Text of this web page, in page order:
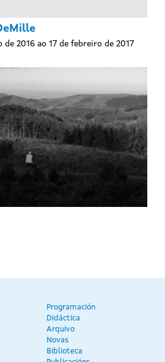
de 2016 ao 17 de febreiro de 2017
Programación
Didáctica
Arquivo
Novas
Biblioteca